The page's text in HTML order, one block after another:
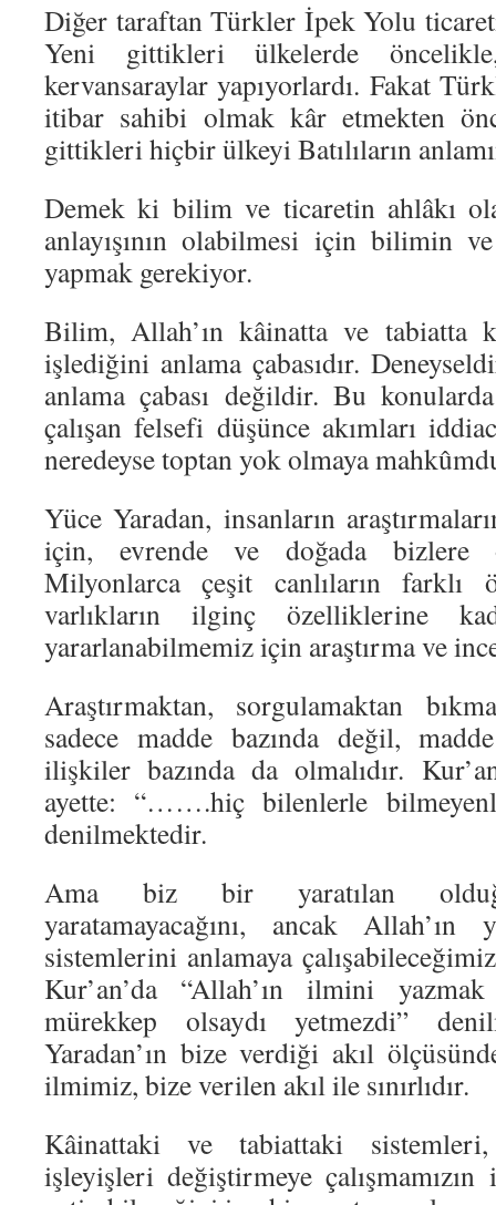
Diğer taraftan Türkler İpek Yolu
Yeni gittikleri ülkelerde
kervansaraylar yapıyorlardı. Fakat
itibar sahibi olmak kâr etmekten
gittikleri hiçbir ülkeyi Batılıların
Demek ki bilim ve ticaretin ahlâkı
anlayışının olabilmesi için bilimin
yapmak gerekiyor.
Bilim, Allah’ın kâinatta ve tabiatta
işlediğini anlama çabasıdır.
anlama çabası değildir. Bu
çalışan felsefi düşünce akımları
neredeyse toptan yok olmaya
Yüce Yaradan, insanların
için, evrende ve doğada bizlere
Milyonlarca çeşit canlıların farklı
varlıkların ilginç özelliklerine
yararlanabilmemiz için araştırma ve
Araştırmaktan, sorgulamaktan
sadece madde bazında değil,
ilişkiler bazında da olmalıdır.
ayette: “…….hiç bilenlerle
denilmektedir.
Ama biz bir yaratılan
yaratamayacağını, ancak Allah’ın
sistemlerini anlamaya
Kur’an’da “Allah’ın ilmini
mürekkep olsaydı yetmezdi”
Yaradan’ın bize verdiği akıl
ilmimiz, bize verilen akıl ile sınırlıdır.
Kâinattaki ve tabiattaki sistemleri,
işleyişleri değiştirmeye çalışmamızın